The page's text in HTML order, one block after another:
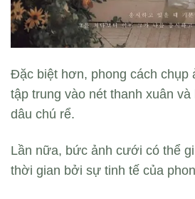
Đặc biệt hơn, phong cách chụp
tập trung vào nét thanh xuân
dâu chú rể.
Lần nữa, bức ảnh cưới có thể
thời gian bởi sự tinh tế của